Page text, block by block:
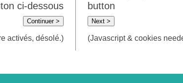
ci-dessous
Continuer >
activés, désolé.)
button
Next >
(Javascript & cookies